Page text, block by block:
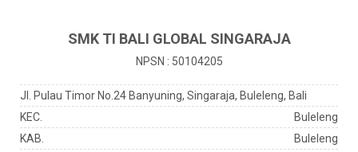
SMK TI BALI GLOBAL SINGARAJA
NPSN : 50104205
Jl. Pulau Timor No.24 Banyuning, Singaraja, Buleleng, Bali
KEC.
Buleleng
KAB.
Buleleng